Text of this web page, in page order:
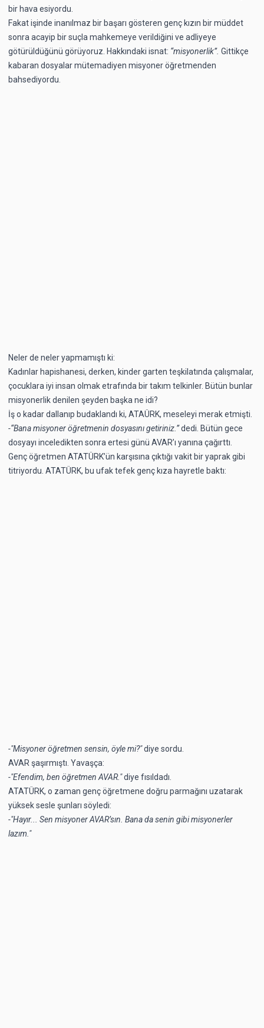
bir hava esiyordu.
Fakat işinde inanılmaz bir başarı gösteren genç kızın bir müddet
sonra acayip bir suçla mahkemeye verildiğini ve adliyeye
götürüldüğünü görüyoruz. Hakkındaki isnat: “misyonerlik”. Gittikçe
kabaran dosyalar mütemadiyen misyoner öğretmenden
bahsediyordu.
Neler de neler yapmamıştı ki:
Kadınlar hapishanesi, derken, kinder garten teşkilatında çalışmalar,
çocuklara iyi insan olmak etrafında bir takım telkinler. Bütün bunlar
misyonerlik denilen şeyden başka ne idi?
İş o kadar dallanıp budaklandı ki, ATAÜRK, meseleyi merak etmişti.
-“Bana misyoner öğretmenin dosyasını getiriniz.”dedi. Bütün gece
dosyayı inceledikten sonra ertesi günü AVAR’ı yanına çağırttı.
Genç öğretmen ATATÜRK’ün karşısına çıktığı vakit bir yaprak gibi
titriyordu. ATATÜRK, bu ufak tefek genç kıza hayretle baktı:
-"Misyoner öğretmen sensin, öyle mi?"diye sordu.
AVAR şaşırmıştı. Yavaşça:
-"Efendim, ben öğretmen AVAR."diye fısıldadı.
ATATÜRK, o zaman genç öğretmene doğru parmağını uzatarak
yüksek sesle şunları söyledi:
-"Hayır... Sen misyoner AVAR’sın. Bana da senin gibi misyonerler
lazım."